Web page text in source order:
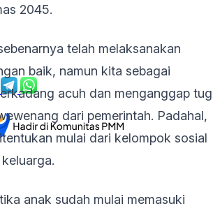
2045.
telah melaksanakan
baik, namun kita sebagai
acuh dan menganggap
dari pemerintah. Padahal,
mulai dari kelompok sosial
anak sudah mulai memasuki